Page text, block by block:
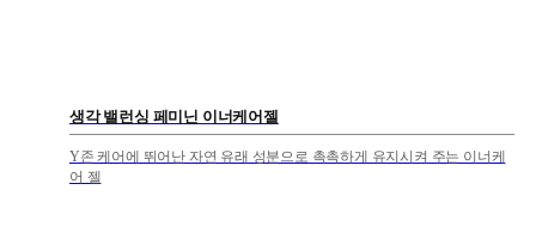
생각 밸런싱 페미닌 이너케어젤
Y존 케어에 뛰어난 자연 유래 성분으로 촉촉하게 유지시켜 주는 이너케
어 젤